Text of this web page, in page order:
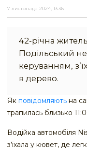
7 листопада 2024, 13:36
42-річна
Подільський не
керуванням,
в дерево.
Як повідомляють на
трапилась близько
Водійка автомобіля
з’їхала у кювет, де